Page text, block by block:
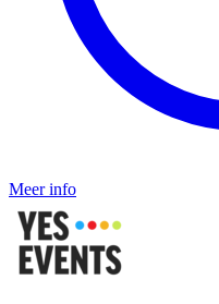
Meer info